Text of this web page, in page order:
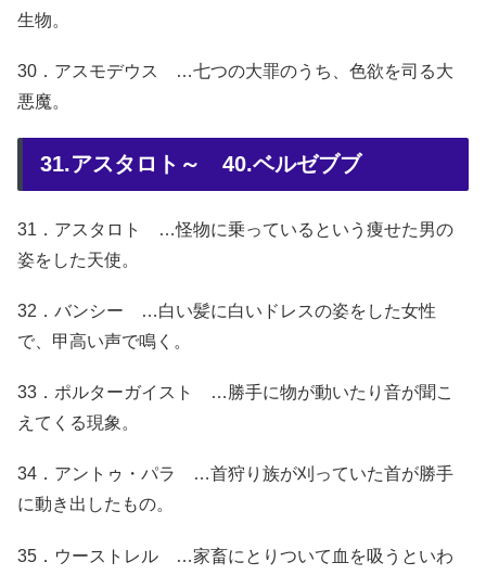
生物。
30．アスモデウス …七つの大罪のうち、色欲を司る大
悪魔。
31.アスタロト～ 40.ベルゼブブ
31．アスタロト …怪物に乗っているという痩せた男の
姿をした天使。
32．バンシー …白い髪に白いドレスの姿をした女性
で、甲高い声で鳴く。
33．ポルターガイスト …勝手に物が動いたり音が聞こ
えてくる現象。
34．アントゥ・パラ …首狩り族が刈っていた首が勝手
に動き出したもの。
35．ウーストレル …家畜にとりついて血を吸うといわ